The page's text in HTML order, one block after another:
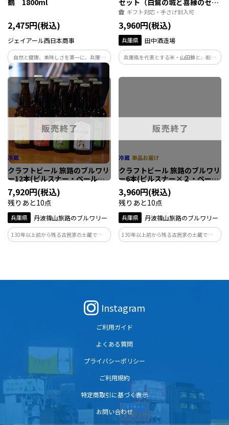
鶴 1800ml
2,475円(税込)
ジェイアール西日本商事
自然と健康、美味しさを第一に、兵庫県
産米を100％使用し、伝統技法「生もと」
で手間暇かけ、きめの細やかさと深い味
わいを醸しました。
セット（白鷺の城と喜縁のセッ
ト）ギフト対応・手さげ封入可
3,960円(税込)
兵庫県 田中酒造場
兵庫県を代表とする米・山田錦と、街お
こしにより復活した米・野条穂のワワク
ワクする飲み比べは、意表を突く愉しさ
クラフトビール 旅路のブルワリ
ー12本(ピルスナー・ペールエ
ール・スタウト・ヴァイツェン)
7,920円(税込)
残りあと10点
兵庫県 丹波篠山旅路のブルワリー
130年以上前から残る古民家の土蔵で熟成
させ、極め細やかな泡立ち、芳醇で複雑
いただけます。
クラフトビール 旅路のブルワリ
ー6本(ピルスナー×２・ペール
エール×２・スタウト・ヴァイ
ツェン)
3,960円(税込)
残りあと10点
兵庫県 丹波篠山旅路のブルワリー
130年以上前から残る古民家の土蔵で熟成
させ、極め細やかな泡立ち、芳醇で複雑
いただけます。
Instagram
ご利用ガイド
よくある質問
プライバシーポリシー
ご利用規約
特定商取引に基づく表示
お問い合わせ